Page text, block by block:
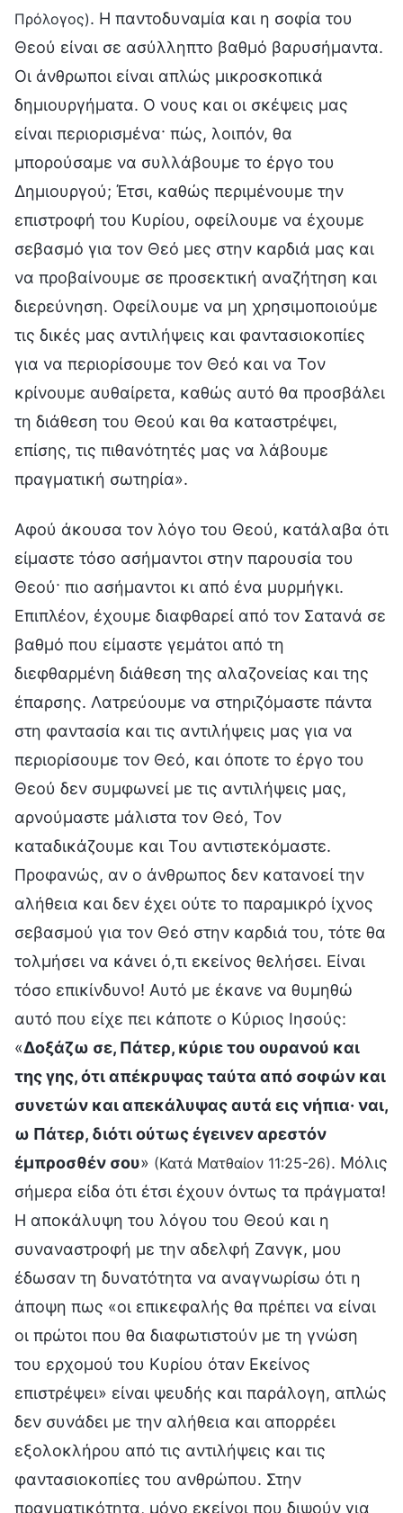
Πρόλογος). Η παντοδυναμία και η σοφία του
Θεού είναι σε ασύλληπτο βαθμό βαρυσήμαντα.
Οι άνθρωποι είναι απλώς μικροσκοπικά
δημιουργήματα. Ο νους και οι σκέψεις μας
είναι περιορισμένα· πώς, λοιπόν, θα
μπορούσαμε να συλλάβουμε το έργο του
Δημιουργού; Έτσι, καθώς περιμένουμε την
επιστροφή του Κυρίου, οφείλουμε να έχουμε
σεβασμό για τον Θεό μες στην καρδιά μας και
να προβαίνουμε σε προσεκτική αναζήτηση και
διερεύνηση. Οφείλουμε να μη χρησιμοποιούμε
τις δικές μας αντιλήψεις και φαντασιοκοπίες
για να περιορίσουμε τον Θεό και να Τον
κρίνουμε αυθαίρετα, καθώς αυτό θα προσβάλει
τη διάθεση του Θεού και θα καταστρέψει,
επίσης, τις πιθανότητές μας να λάβουμε
πραγματική σωτηρία».
Αφού άκουσα τον λόγο του Θεού, κατάλαβα ότι
είμαστε τόσο ασήμαντοι στην παρουσία του
Θεού· πιο ασήμαντοι κι από ένα μυρμήγκι.
Επιπλέον, έχουμε διαφθαρεί από τον Σατανά σε
βαθμό που είμαστε γεμάτοι από τη
διεφθαρμένη διάθεση της αλαζονείας και της
έπαρσης. Λατρεύουμε να στηριζόμαστε πάντα
στη φαντασία και τις αντιλήψεις μας για να
περιορίσουμε τον Θεό, και όποτε το έργο του
Θεού δεν συμφωνεί με τις αντιλήψεις μας,
αρνούμαστε μάλιστα τον Θεό, Τον
καταδικάζουμε και Του αντιστεκόμαστε.
Προφανώς, αν ο άνθρωπος δεν κατανοεί την
αλήθεια και δεν έχει ούτε το παραμικρό ίχνος
σεβασμού για τον Θεό στην καρδιά του, τότε θα
τολμήσει να κάνει ό,τι εκείνος θελήσει. Είναι
τόσο επικίνδυνο! Αυτό με έκανε να θυμηθώ
αυτό που είχε πει κάποτε ο Κύριος Ιησούς:
«Δοξάζω σε, Πάτερ, κύριε του ουρανού και
της γης, ότι απέκρυψας ταύτα από σοφών και
συνετών και απεκάλυψας αυτά εις νήπια· ναι,
ω Πάτερ, διότι ούτως έγεινεν αρεστόν
έμπροσθέν σου» (Κατά Ματθαίον 11:25-26). Μόλις
σήμερα είδα ότι έτσι έχουν όντως τα πράγματα!
Η αποκάλυψη του λόγου του Θεού και η
συναναστροφή με την αδελφή Ζανγκ, μου
έδωσαν τη δυνατότητα να αναγνωρίσω ότι η
άποψη πως «οι επικεφαλής θα πρέπει να είναι
οι πρώτοι που θα διαφωτιστούν με τη γνώση
του ερχομού του Κυρίου όταν Εκείνος
επιστρέψει» είναι ψευδής και παράλογη, απλώς
δεν συνάδει με την αλήθεια και απορρέει
εξολοκλήρου από τις αντιλήψεις και τις
φαντασιοκοπίες του ανθρώπου. Στην
πραγματικότητα, μόνο εκείνοι που διψούν για